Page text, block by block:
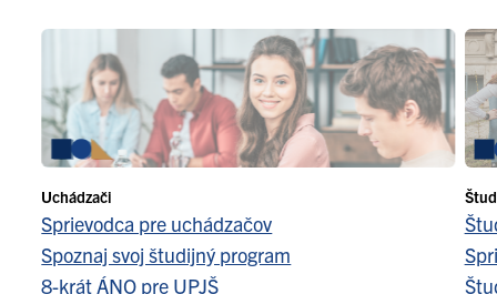
Uchádzači
Sprievodca pre uchádzačov
Spoznaj svoj študijný program
8-krát ÁNO pre UPJŠ